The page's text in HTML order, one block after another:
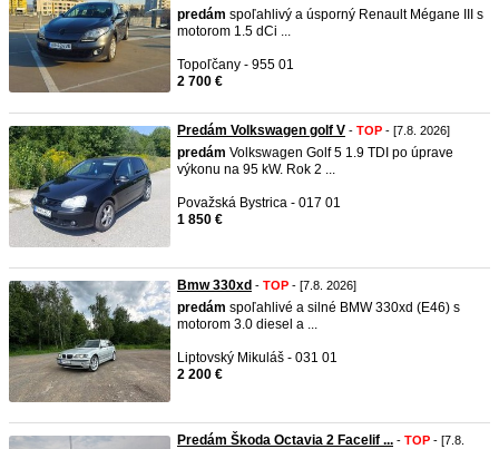
predám spoľahlivý a úsporný Renault Mégane III s
motorom 1.5 dCi ...
Topoľčany - 955 01
2 700 €
Predám Volkswagen golf V - TOP - [7.8. 2026]
predám Volkswagen Golf 5 1.9 TDI po úprave
výkonu na 95 kW. Rok 2 ...
Považská Bystrica - 017 01
1 850 €
Bmw 330xd - TOP - [7.8. 2026]
predám spoľahlivé a silné BMW 330xd (E46) s
motorom 3.0 diesel a ...
Liptovský Mikuláš - 031 01
2 200 €
Predám Škoda Octavia 2 Facelif ... - TOP - [7.8.